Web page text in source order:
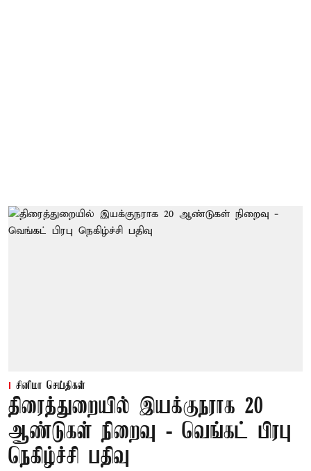
சினிமா செய்திகள்
திரைத்துறையில் இயக்குநராக 20
ஆண்டுகள் நிறைவு - வெங்கட் பிரபு
நெகிழ்ச்சி பதிவு